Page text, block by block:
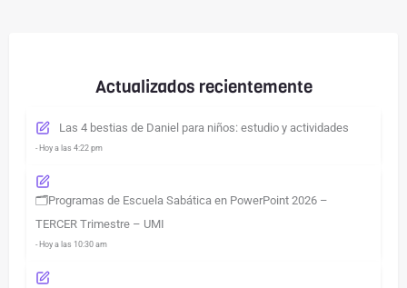
Actualizados recientemente
Las 4 bestias de Daniel para niños: estudio y actividades
- Hoy a las 4:22 pm
🗂️Programas de Escuela Sabática en PowerPoint 2026 –
TERCER Trimestre – UMI
- Hoy a las 10:30 am